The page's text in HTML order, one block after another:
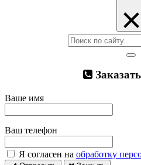
×
Ваше имя
Ваш телефон
Я согласен на обработку